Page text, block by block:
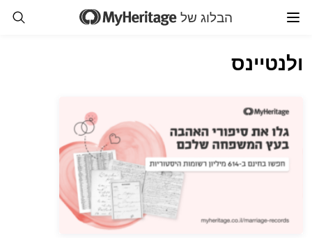
הבלוג של
ולנטיינס